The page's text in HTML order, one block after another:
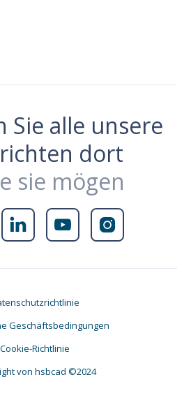
Sie alle unsere
dort
sie mögen
  
Geschäftsbedingungen
Cookie-Richtlinie
von hsbcad ©2024